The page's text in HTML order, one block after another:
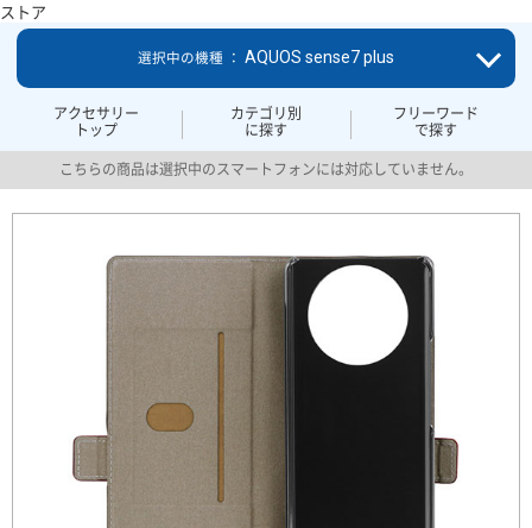
ストア
アクセサリー
トップ
カテゴリ別
に探す
フリーワード
で探す
選択中の機種 ： AQUOS sense7 plus
こちらの商品は選択中のスマートフォンには対応していません。